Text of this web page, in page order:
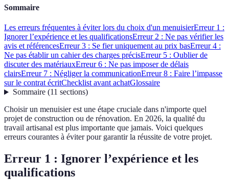
Sommaire
Les erreurs fréquentes à éviter lors du choix d'un menuisierErreur 1 :
Ignorer l’expérience et les qualificationsErreur 2 : Ne pas vérifier les
avis et référencesErreur 3 : Se fier uniquement au prix basErreur 4 :
Ne pas établir un cahier des charges précisErreur 5 : Oublier de
discuter des matériauxErreur 6 : Ne pas imposer de délais
clairsErreur 7 : Négliger la communicationErreur 8 : Faire l’impasse
sur le contrat écritChecklist avant achatGlossaire
Sommaire(11 sections)
Choisir un menuisier est une étape cruciale dans n'importe quel
projet de construction ou de rénovation. En 2026, la qualité du
travail artisanal est plus importante que jamais. Voici quelques
erreurs courantes à éviter pour garantir la réussite de votre projet.
Erreur 1 : Ignorer l’expérience et les
qualifications